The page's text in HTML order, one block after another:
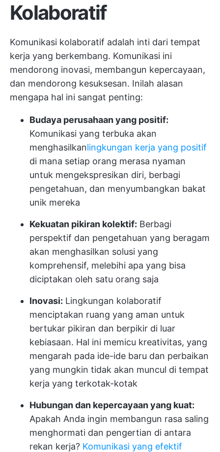
Kolaboratif
Komunikasi kolaboratif adalah inti dari tempat
kerja yang berkembang. Komunikasi ini
mendorong inovasi, membangun kepercayaan,
dan mendorong kesuksesan. Inilah alasan
mengapa hal ini sangat penting:
Budaya perusahaan yang positif:
Komunikasi yang terbuka akan
menghasilkanlingkungan kerja yang positif
di mana setiap orang merasa nyaman
untuk mengekspresikan diri, berbagi
pengetahuan, dan menyumbangkan bakat
unik mereka
Kekuatan pikiran kolektif: Berbagi
perspektif dan pengetahuan yang beragam
akan menghasilkan solusi yang
komprehensif, melebihi apa yang bisa
diciptakan oleh satu orang saja
Inovasi: Lingkungan kolaboratif
menciptakan ruang yang aman untuk
bertukar pikiran dan berpikir di luar
kebiasaan. Hal ini memicu kreativitas, yang
mengarah pada ide-ide baru dan perbaikan
yang mungkin tidak akan muncul di tempat
kerja yang terkotak-kotak
Hubungan dan kepercayaan yang kuat:
Apakah Anda ingin membangun rasa saling
menghormati dan pengertian di antara
rekan kerja? Komunikasi yang efektif